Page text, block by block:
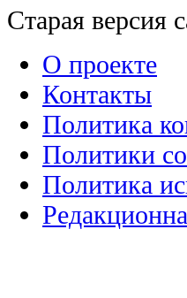
Старая версия
О проекте
Контакты
Политика
Политики
Политика